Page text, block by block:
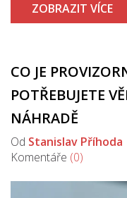
ZOBRAZIT VÍCE
CO JE
POTŘEBUJETE
NÁHRADĚ
Od Stanislav Příhoda
Komentáře (0)